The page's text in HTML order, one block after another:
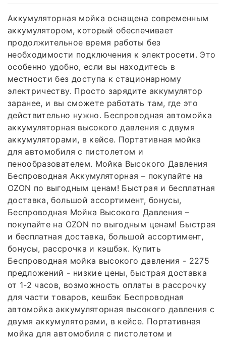
Аккумуляторная мойка оснащена современным
аккумулятором, который обеспечивает
продолжительное время работы без
необходимости подключения к электросети. Это
особенно удобно, если вы находитесь в
местности без доступа к стационарному
электричеству. Просто зарядите аккумулятор
заранее, и вы сможете работать там, где это
действительно нужно. Беспроводная автомойка
аккумуляторная высокого давления с двумя
аккумуляторами, в кейсе. Портативная мойка
для автомобиля с пистолетом и
пенообразователем. Мойка Высокого Давления
Беспроводная Аккумуляторная – покупайте на
OZON по выгодным ценам! Быстрая и бесплатная
доставка, большой ассортимент, бонусы,
Беспроводная Мойка Высокого Давления –
покупайте на OZON по выгодным ценам! Быстрая
и бесплатная доставка, большой ассортимент,
бонусы, рассрочка и кэшбэк. Купить
Беспроводная мойка высокого давления - 2275
предложений - низкие цены, быстрая доставка
от 1-2 часов, возможность оплаты в рассрочку
для части товаров, кешбэк Беспроводная
автомойка аккумуляторная высокого давления с
двумя аккумуляторами, в кейсе. Портативная
мойка для автомобиля с пистолетом и